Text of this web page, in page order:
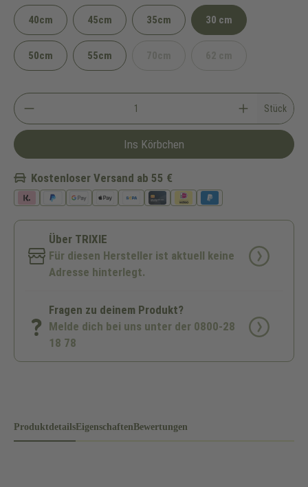
40cm 45cm 35cm 30 cm
50cm 55cm
Stück
Ins Körbchen
Kostenloser Versand ab 55 €
Über TRIXIE
Für diesen Hersteller ist aktuell keine
Adresse hinterlegt.
Fragen zu deinem Produkt?
Melde dich bei uns unter der 0800-28
18 78
ProduktdetailsEigenschaftenBewertungen